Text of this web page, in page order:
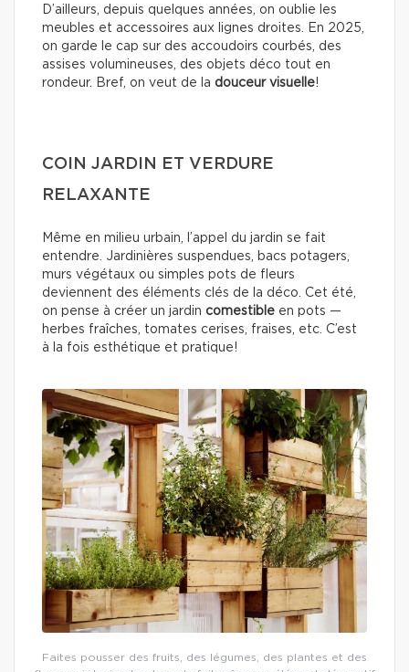
D’ailleurs, depuis quelques années, on oublie les
meubles et accessoires aux lignes droites. En 2025,
on garde le cap sur des accoudoirs courbés, des
assises volumineuses, des objets déco tout en
rondeur. Bref, on veut de la douceur visuelle!
COIN JARDIN ET VERDURE
RELAXANTE
Même en milieu urbain, l’appel du jardin se fait
entendre. Jardinières suspendues, bacs potagers,
murs végétaux ou simples pots de fleurs
deviennent des éléments clés de la déco. Cet été,
on pense à créer un jardin comestible en pots —
herbes fraîches, tomates cerises, fraises, etc. C’est
à la fois esthétique et pratique!
Faites pousser des fruits, des légumes, des plantes et des